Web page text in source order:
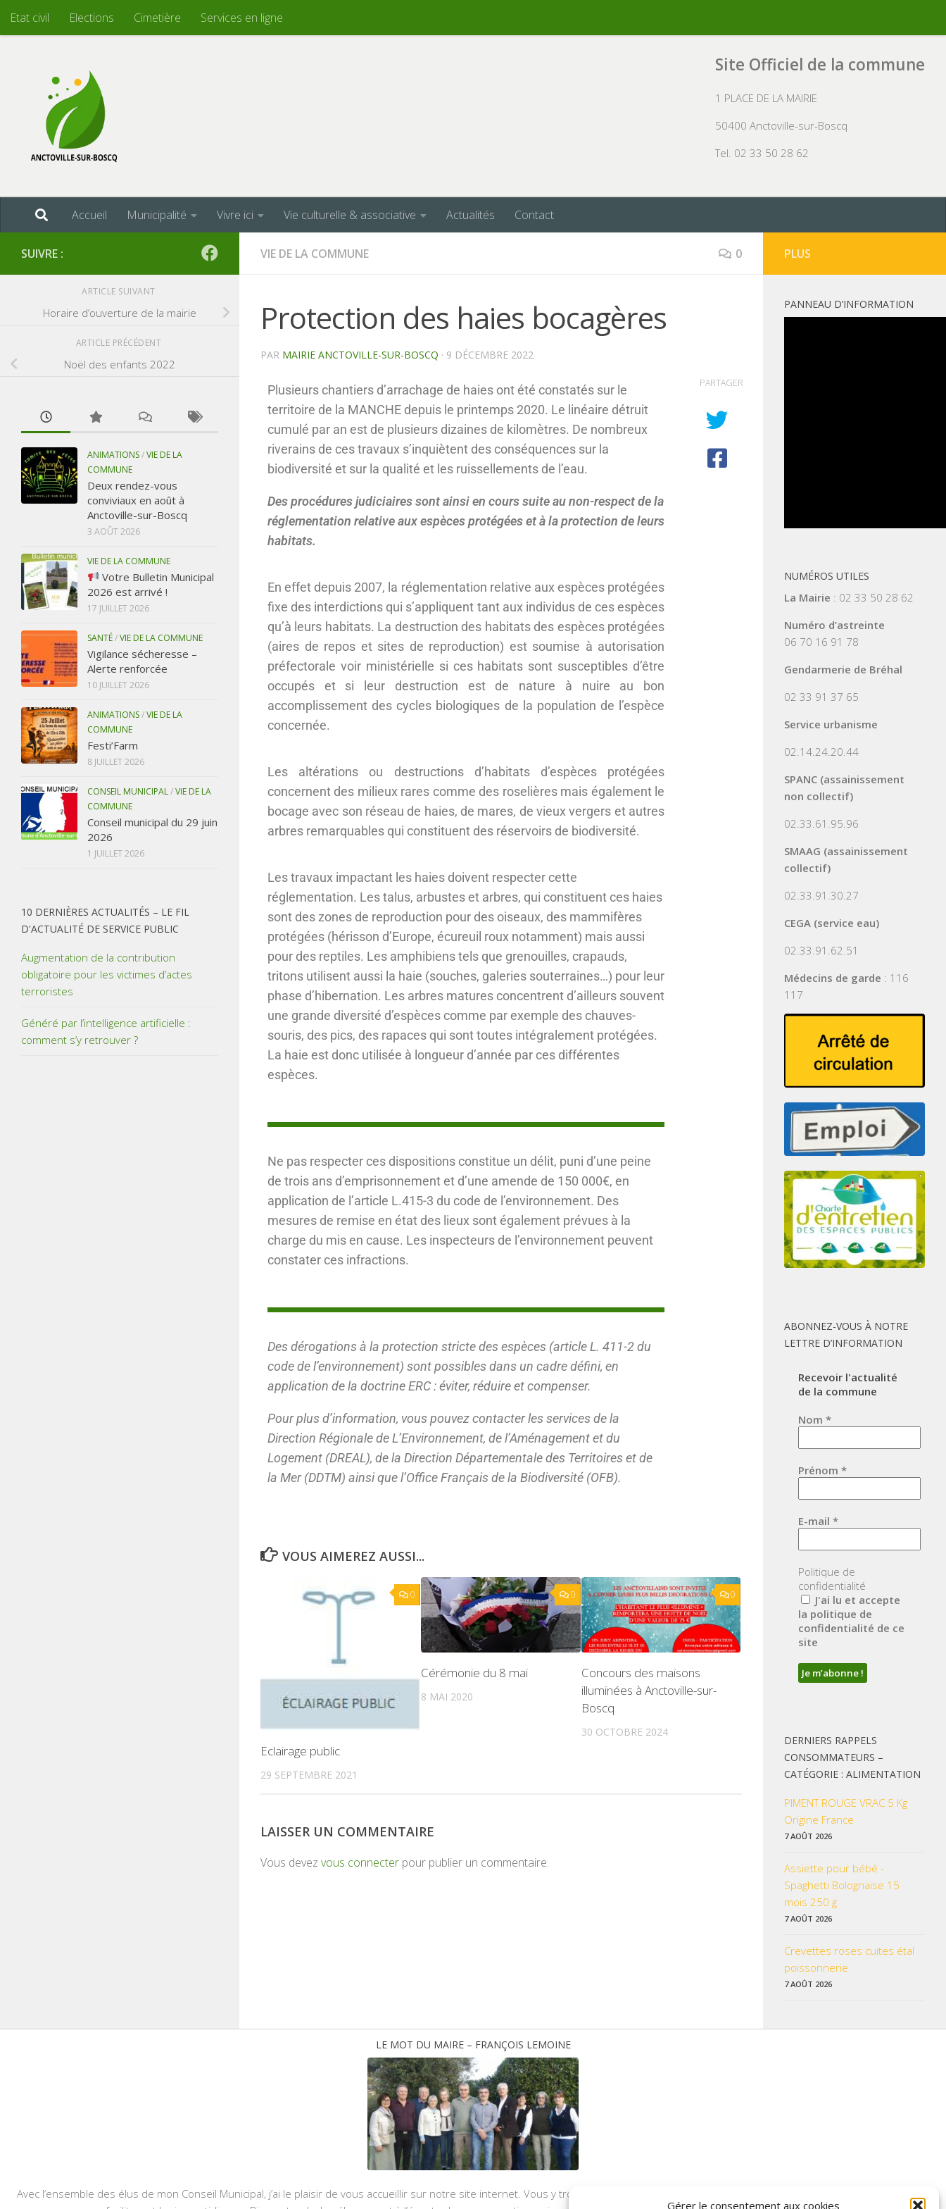
Gérer le consentement aux cookies
Skip to content
Etat civil Elections Cimetière Services en ligne
Site Officiel de la commune
1 PLACE DE LA MAIRIE
50400 Anctoville-sur-Boscq
Tel. 02 33 50 28 62
Accueil Municipalité Vivre ici Vie culturelle & associative Actualités Contact
VIE DE LA COMMUNE 0
Protection des haies bocagères
PAR MAIRIE ANCTOVILLE-SUR-BOSCQ · 9 DÉCEMBRE 2022
Plusieurs chantiers d’arrachage de haies ont été constatés sur le
territoire de la MANCHE depuis le printemps 2020. Le linéaire détruit
cumulé par an est de plusieurs dizaines de kilomètres. De nombreux
riverains de ces travaux s’inquiètent des conséquences sur la
biodiversité et sur la qualité et les ruissellements de l’eau.
Des procédures judiciaires sont ainsi en cours suite au non-respect de la
réglementation relative aux espèces protégées et à la protection de leurs
habitats.
En effet depuis 2007, la réglementation relative aux espèces protégées
fixe des interdictions qui s’appliquent tant aux individus de ces espèces
qu’à leurs habitats. La destruction des habitats des espèces protégées
(aires de repos et sites de reproduction) est soumise à autorisation
préfectorale voir ministérielle si ces habitats sont susceptibles d’être
occupés et si leur destruction est de nature à nuire au bon
accomplissement des cycles biologiques de la population de l’espèce
concernée.
Les altérations ou destructions d’habitats d’espèces protégées
concernent des milieux rares comme des roselières mais également le
bocage avec son réseau de haies, de mares, de vieux vergers et autres
arbres remarquables qui constituent des réservoirs de biodiversité.
Les travaux impactant les haies doivent respecter cette
réglementation. Les talus, arbustes et arbres, qui constituent ces haies
sont des zones de reproduction pour des oiseaux, des mammifères
protégées (hérisson d’Europe, écureuil roux notamment) mais aussi
pour des reptiles. Les amphibiens tels que grenouilles, crapauds,
tritons utilisent aussi la haie (souches, galeries souterraines…) pour leur
phase d’hibernation. Les arbres matures concentrent d’ailleurs souvent
une grande diversité d’espèces comme par exemple des chauves-
souris, des pics, des rapaces qui sont toutes intégralement protégées.
La haie est donc utilisée à longueur d’année par ces différentes
espèces.
Ne pas respecter ces dispositions constitue un délit, puni d’une peine
de trois ans d’emprisonnement et d’une amende de 150 000€, en
application de l’article L.415-3 du code de l’environnement. Des
mesures de remise en état des lieux sont également prévues à la
charge du mis en cause. Les inspecteurs de l’environnement peuvent
constater ces infractions.
Des dérogations à la protection stricte des espèces (article L. 411-2 du
code de l’environnement) sont possibles dans un cadre défini, en
application de la doctrine ERC : éviter, réduire et compenser.
Pour plus d’information, vous pouvez contacter les services de la
Direction Régionale de L’Environnement, de l’Aménagement et du
Logement (DREAL), de la Direction Départementale des Territoires et de
la Mer (DDTM) ainsi que l’Office Français de la Biodiversité (OFB).
PARTAGER
VOUS AIMEREZ AUSSI...
0
Eclairage public
29 SEPTEMBRE 2021
0
Cérémonie du 8 mai
8 MAI 2020
0
Concours des maisons
illuminées à Anctoville-sur-
Boscq
30 OCTOBRE 2024
LAISSER UN COMMENTAIRE
Vous devez vous connecter pour publier un commentaire.
SUIVRE :
ARTICLE SUIVANT
Horaire d’ouverture de la mairie
ARTICLE PRÉCÉDENT
Noël des enfants 2022
ANIMATIONS/VIE DE LA
COMMUNE
Deux rendez-vous
conviviaux en août à
Anctoville-sur-Boscq
3 AOÛT 2026
VIE DE LA COMMUNE
Votre Bulletin Municipal
2026 est arrivé !
17 JUILLET 2026
SANTÉ/VIE DE LA COMMUNE
Vigilance sécheresse –
Alerte renforcée
10 JUILLET 2026
ANIMATIONS/VIE DE LA
COMMUNE
Festi’Farm
8 JUILLET 2026
CONSEIL MUNICIPAL/VIE DE LA
COMMUNE
Conseil municipal du 29 juin
2026
1 JUILLET 2026
10 DERNIÈRES ACTUALITÉS – LE FIL
D'ACTUALITÉ DE SERVICE PUBLIC
Augmentation de la contribution
obligatoire pour les victimes d’actes
terroristes
Généré par l’intelligence artificielle :
comment s’y retrouver ?
PLUS
PANNEAU D’INFORMATION
NUMÉROS UTILES
La Mairie : 02 33 50 28 62
Numéro d’astreinte
06 70 16 91 78
Gendarmerie de Bréhal
02 33 91 37 65
Service urbanisme
02.14.24.20.44
SPANC (assainissement
non collectif)
02.33.61.95.96
SMAAG (assainissement
collectif)
02.33.91.30.27
CEGA (service eau)
02.33.91.62.51
Médecins de garde : 116
117
ABONNEZ-VOUS À NOTRE
LETTRE D’INFORMATION
Recevoir l'actualité
de la commune
Nom *
Prénom *
E-mail *
Politique de
confidentialité
J'ai lu et accepte
la politique de
confidentialité de ce
site
DERNIERS RAPPELS
CONSOMMATEURS –
CATÉGORIE : ALIMENTATION
PIMENT ROUGE VRAC 5 Kg
Origine France
7 AOÛT 2026
Assiette pour bébé -
Spaghetti Bolognaise 15
mois 250 g
7 AOÛT 2026
Crevettes roses cuites étal
poissonnerie
7 AOÛT 2026
LE MOT DU MAIRE – FRANÇOIS LEMOINE
Avec l’ensemble des élus de mon Conseil Municipal, j’ai le plaisir de vous accueillir sur notre site internet. Vous y trouverez les données pratiques, les liens utiles et les informations qui vous